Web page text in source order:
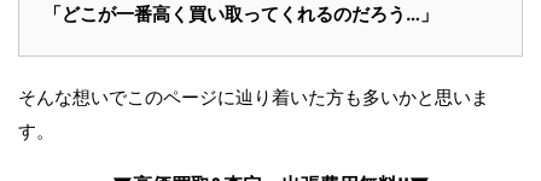
「どこが一番高く買い取ってくれるのだろう…」
そんな想いでこのページに辿り着いた方も多いかと思いま
す。